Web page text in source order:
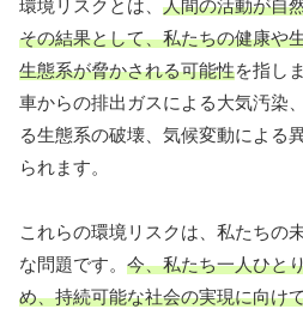
環境リスクとは、 人間の活動が自
その結果として、私たちの健康や
生態系が脅かされる可能性を指し
車からの排出ガスによる大気汚染
る生態系の破壊、気候変動による
られます。
これらの環境リスクは、私たちの
な問題です。 今、私たち一人ひと
め、持続可能な社会の実現に向け